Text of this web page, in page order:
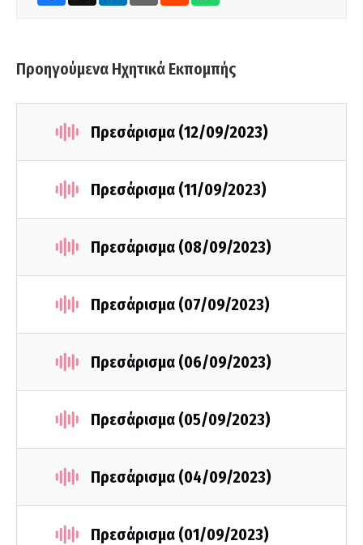
Προηγούμενα Ηχητικά Εκπομπής
Πρεσάρισμα (12/09/2023)
Πρεσάρισμα (11/09/2023)
Πρεσάρισμα (08/09/2023)
Πρεσάρισμα (07/09/2023)
Πρεσάρισμα (06/09/2023)
Πρεσάρισμα (05/09/2023)
Πρεσάρισμα (04/09/2023)
Πρεσάρισμα (01/09/2023)